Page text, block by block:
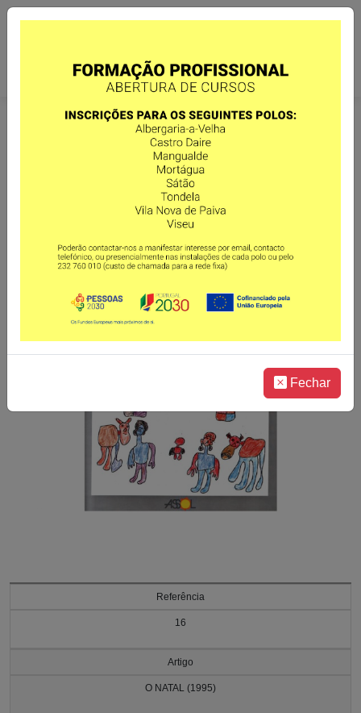
O NATAL (1995)
Carrinho - 00
Referência
16
Artigo
O NATAL (1995)
Fechar